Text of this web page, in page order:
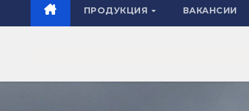
ПРОДУКЦИЯ ВАКАНСИИ